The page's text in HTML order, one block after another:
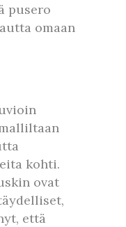
pusero
omaan
kohti.
ovat
että